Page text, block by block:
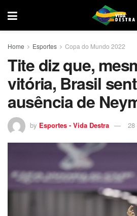
Home Esportes Copa do Mundo 2022
Tite diz que,
vitória, Brasil
ausência de
by Esportes - Vida Destra 28